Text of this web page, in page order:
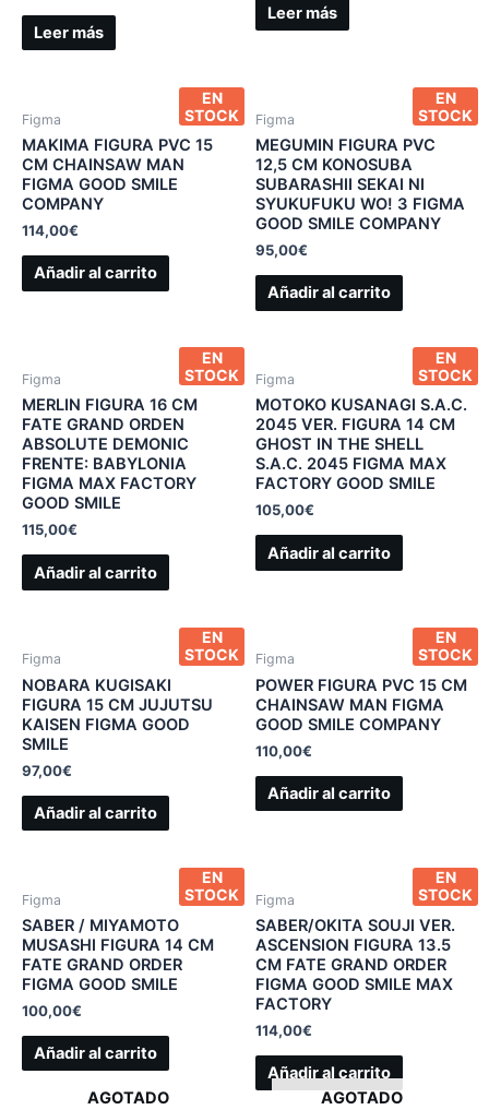
Leer más
Leer más
EN
STOCK
Figma
MAKIMA FIGURA PVC 15
CM CHAINSAW MAN
FIGMA GOOD SMILE
COMPANY
114,00€
Añadir al carrito
EN
STOCK
Figma
MEGUMIN FIGURA PVC
12,5 CM KONOSUBA
SUBARASHII SEKAI NI
SYUKUFUKU WO! 3 FIGMA
GOOD SMILE COMPANY
95,00€
Añadir al carrito
EN
STOCK
Figma
MERLIN FIGURA 16 CM
FATE GRAND ORDEN
ABSOLUTE DEMONIC
FRENTE: BABYLONIA
FIGMA MAX FACTORY
GOOD SMILE
115,00€
Añadir al carrito
EN
STOCK
Figma
MOTOKO KUSANAGI S.A.C.
2045 VER. FIGURA 14 CM
GHOST IN THE SHELL
S.A.C. 2045 FIGMA MAX
FACTORY GOOD SMILE
105,00€
Añadir al carrito
EN
STOCK
Figma
NOBARA KUGISAKI
FIGURA 15 CM JUJUTSU
KAISEN FIGMA GOOD
SMILE
97,00€
Añadir al carrito
EN
STOCK
Figma
POWER FIGURA PVC 15 CM
CHAINSAW MAN FIGMA
GOOD SMILE COMPANY
110,00€
Añadir al carrito
EN
STOCK
Figma
SABER / MIYAMOTO
MUSASHI FIGURA 14 CM
FATE GRAND ORDER
FIGMA GOOD SMILE
100,00€
Añadir al carrito
EN
STOCK
Figma
SABER/OKITA SOUJI VER.
ASCENSION FIGURA 13.5
CM FATE GRAND ORDER
FIGMA GOOD SMILE MAX
FACTORY
114,00€
Añadir al carrito
AGOTADO
AGOTADO